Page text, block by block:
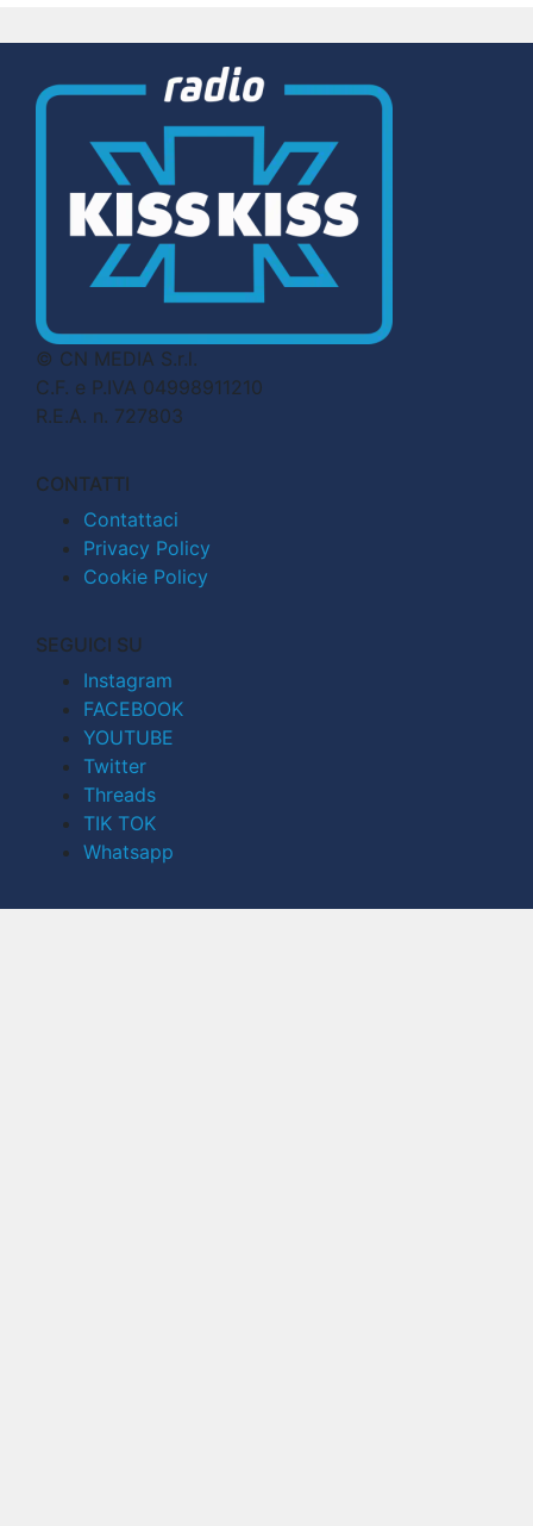
© CN MEDIA S.r.l.
C.F. e P.IVA 04998911210
R.E.A. n. 727803
CONTATTI
Contattaci
Privacy Policy
Cookie Policy
SEGUICI SU
Instagram
FACEBOOK
YOUTUBE
Twitter
Threads
TIK TOK
Whatsapp